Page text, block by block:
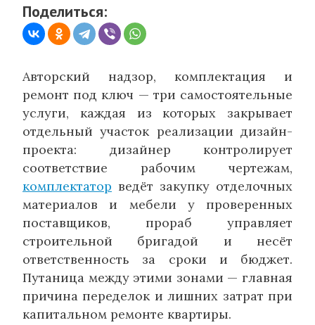
Поделиться:
Авторский надзор, комплектация и
ремонт под ключ — три самостоятельные
услуги, каждая из которых закрывает
отдельный участок реализации дизайн-
проекта: дизайнер контролирует
соответствие рабочим чертежам,
комплектатор ведёт закупку отделочных
материалов и мебели у проверенных
поставщиков, прораб управляет
строительной бригадой и несёт
ответственность за сроки и бюджет.
Путаница между этими зонами — главная
причина переделок и лишних затрат при
капитальном ремонте квартиры.